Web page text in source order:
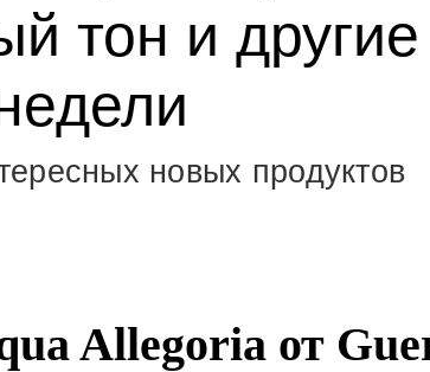
тон и другие
новых продуктов
Allegoria от